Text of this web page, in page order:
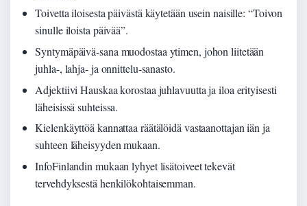
Toivetta iloisesta päivästä käytetään usein naisille: “Toivon
sinulle iloista päivää”.
Syntymäpäivä-sana muodostaa ytimen, johon liitetään
juhla-, lahja- ja onnittelu-sanasto.
Adjektiivi Hauskaa korostaa juhlavuutta ja iloa erityisesti
läheisissä suhteissa.
Kielenkäyttöä kannattaa räätälöidä vastaanottajan iän ja
suhteen läheisyyden mukaan.
InfoFinlandin mukaan lyhyet lisätoiveet tekevät
tervehdyksestä henkilökohtaisemman.